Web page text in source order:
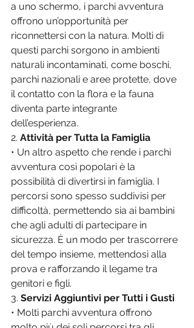
a uno schermo, i parchi avventura
offrono un’opportunità per
riconnettersi con la natura. Molti di
questi parchi sorgono in ambienti
naturali incontaminati, come boschi,
parchi nazionali e aree protette, dove
il contatto con la flora e la fauna
diventa parte integrante
dell’esperienza.
2. Attività per Tutta la Famiglia
• Un altro aspetto che rende i parchi
avventura così popolari è la
possibilità di divertirsi in famiglia. I
percorsi sono spesso suddivisi per
difficoltà, permettendo sia ai bambini
che agli adulti di partecipare in
sicurezza. È un modo per trascorrere
del tempo insieme, mettendosi alla
prova e rafforzando il legame tra
genitori e figli.
3. Servizi Aggiuntivi per Tutti i Gusti
• Molti parchi avventura offrono